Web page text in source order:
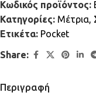
Κωδικός προϊόντος:
Κατηγορίες: Μέτρια,
Ετικέτα: Pocket
Share:
Περιγραφή